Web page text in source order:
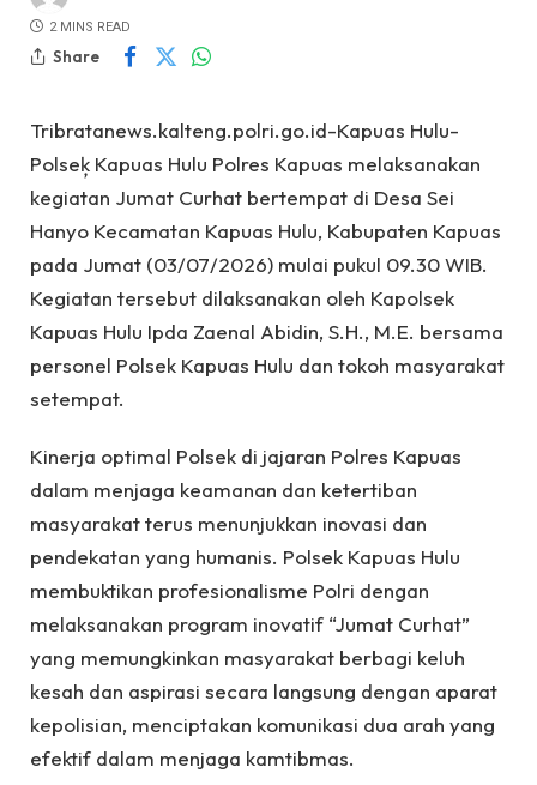
2 MINS READ
Share
Tribratanews.kalteng.polri.go.id-Kapuas Hulu-
Polseķ Kapuas Hulu Polres Kapuas melaksanakan
kegiatan Jumat Curhat bertempat di Desa Sei
Hanyo Kecamatan Kapuas Hulu, Kabupaten Kapuas
pada Jumat (03/07/2026) mulai pukul 09.30 WIB.
Kegiatan tersebut dilaksanakan oleh Kapolsek
Kapuas Hulu Ipda Zaenal Abidin, S.H., M.E. bersama
personel Polsek Kapuas Hulu dan tokoh masyarakat
setempat.
Kinerja optimal Polsek di jajaran Polres Kapuas
dalam menjaga keamanan dan ketertiban
masyarakat terus menunjukkan inovasi dan
pendekatan yang humanis. Polsek Kapuas Hulu
membuktikan profesionalisme Polri dengan
melaksanakan program inovatif “Jumat Curhat”
yang memungkinkan masyarakat berbagi keluh
kesah dan aspirasi secara langsung dengan aparat
kepolisian, menciptakan komunikasi dua arah yang
efektif dalam menjaga kamtibmas.